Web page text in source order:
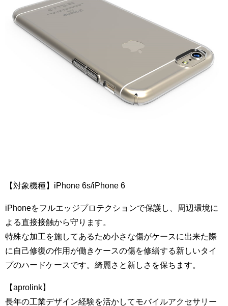
【対象機種】iPhone 6s/iPhone 6
iPhoneをフルエッジプロテクションで保護し、周辺環境に
よる直接接触から守ります。
特殊な加工を施してあるため小さな傷がケースに出来た際
に自己修復の作用が働きケースの傷を修繕する新しいタイ
プのハードケースです。綺麗さと新しさを保ちます。
【aprolink】
長年の工業デザイン経験を活かしてモバイルアクセサリー